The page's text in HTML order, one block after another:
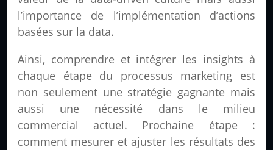
l’importance de l’implémentation d’actions
basées sur la data.
Ainsi, comprendre et intégrer les insights à
chaque étape du processus marketing est
non seulement une stratégie gagnante mais
aussi une nécessité dans le milieu
commercial actuel. Prochaine étape :
comment mesurer et ajuster les résultats des